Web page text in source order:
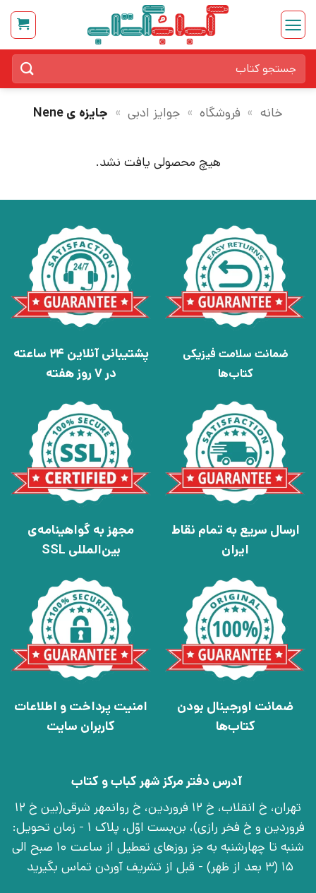
Skip
content
برای:
خانه » فروشگاه » جوایز ادبی » جایزه ی Nene
هیچ محصولی یافت نشد.
ضمانت سلامت فیزیکی
کتاب‌ها
پشتیبانی آنلاین 24 ساعته
در 7 روز هفته
ارسال سریع به تمام نقاط
ایران
مجهز به گواهینامه‌ی
بین‌المللی SSL
ضمانت اورجینال بودن
کتاب‌ها
امنیت پرداخت و اطلاعات
کاربران سایت
آدرس دفتر مرکز شهر کباب و کتاب
تهران، خ انقلاب، خ 12 فروردین، خ روانمهر شرقی(بین خ 12
فروردین و خ فخر رازی)، بن‌بست اوّل، پلاک 1 - زمان تحویل:
شنبه تا چهارشنبه به جز روزهای تعطیل از ساعت 10 صبح الی
15 (3 بعد از ظهر) - قبل از تشریف آوردن تماس بگیرید